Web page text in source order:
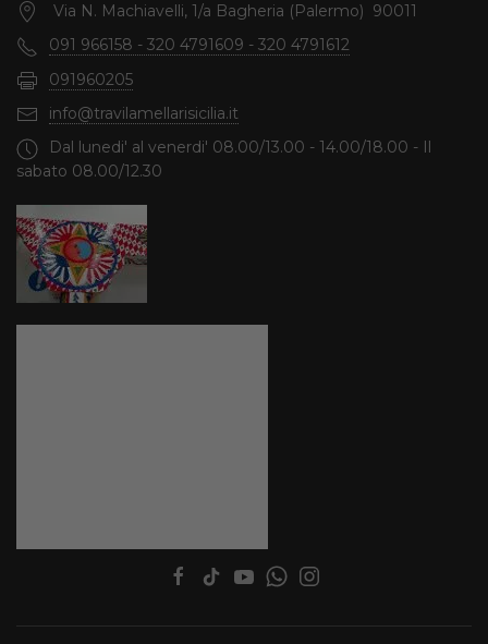
Via N. Machiavelli, 1/a Bagheria (Palermo) 90011
091 966158 - 320 4791609 - 320 4791612
091960205
info@travilamellarisicilia.it
Dal lunedi' al venerdi' 08.00/13.00 - 14.00/18.00 - Il
sabato 08.00/12.30